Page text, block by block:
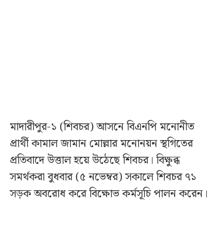
মাদারীপুর-১ (শিবচর) আসনে বিএনপি মনোনীত
প্রার্থী কামাল জামান মোল্লার মনোনয়ন স্থগিতের
প্রতিবাদে উত্তাল হয়ে উঠেছে শিবচর। বিক্ষুব্ধ
সমর্থকরা বুধবার (৫ নভেম্বর) সকালে শিবচর ৭১
সড়ক অবরোধ করে বিক্ষোভ কর্মসূচি পালন করেন।